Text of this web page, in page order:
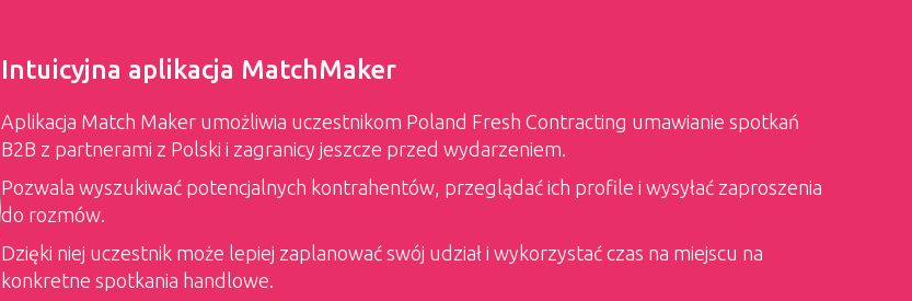
Intuicyjna aplikacja MatchMaker
Aplikacja Match Maker umożliwia uczestnikom Poland Fresh Contracting umawianie spotkań
B2B z partnerami z Polski i zagranicy jeszcze przed wydarzeniem.
Pozwala wyszukiwać potencjalnych kontrahentów, przeglądać ich profile i wysyłać zaproszenia
do rozmów.
Dzięki niej uczestnik może lepiej zaplanować swój udział i wykorzystać czas na miejscu na
konkretne spotkania handlowe.